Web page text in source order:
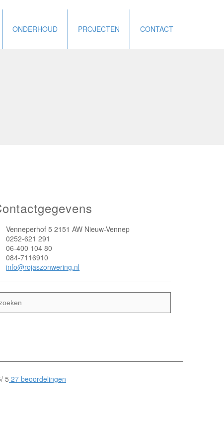
ONDERHOUD PROJECTEN CONTACT
Venneperhof 5 2151 AW Nieuw-Vennep
0252-621 291
06-400 104 80
084-7116910
info@rojaszonwering.nl
/ 5 27 beoordelingen